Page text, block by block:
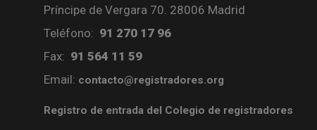
Príncipe de Vergara 70. 28006 Madrid
Teléfono: 91 270 17 96
Fax: 91 564 11 59
Email: contacto@registradores.org
Registro de entrada del Colegio de registradores